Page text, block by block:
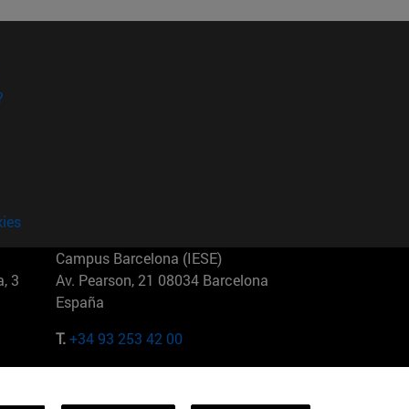
3
Campus Barcelona (IESE)
Av. Pearson, 21 08034 Barcelona
España
T.+34 93 253 42 00